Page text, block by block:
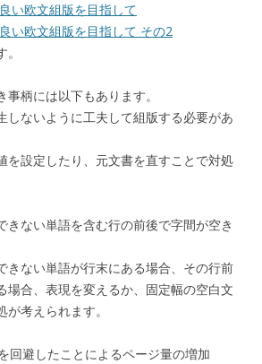
い欧文組版を目指して
い欧文組版を目指して その2
柄には以下もあります。
しないように工夫して組版する必要があ
を設定したり、元文書を直すことで対処
きない単語を含む行の前後で字間が空き
きない単語が行末にある場合、その行前
場合、表現を変えるか、固定幅の空白文
考えられます。
回避したことによるページ量の増加